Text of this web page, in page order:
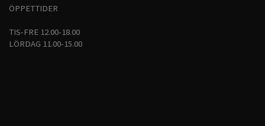
ÖPPETTIDER
TIS-FRE 12.00-18.00
LÖRDAG 11.00-15.00